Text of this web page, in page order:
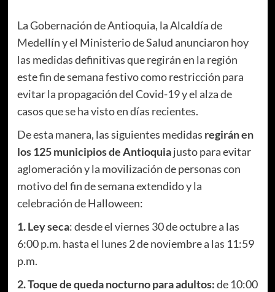
La Gobernación de Antioquia, la Alcaldía de
Medellín y el Ministerio de Salud anunciaron hoy
las medidas definitivas que regirán en la región
este fin de semana festivo como restricción para
evitar la propagación del Covid-19 y el alza de
casos que se ha visto en días recientes.
De esta manera, las siguientes medidas regirán en
los 125 municipios de Antioquiajusto para evitar
aglomeración y la movilización de personas con
motivo del fin de semana extendido y la
celebración de Halloween:
1. Ley seca: desde el viernes 30 de octubre a las
6:00 p.m. hasta el lunes 2 de noviembre a las 11:59
p.m.
2. Toque de queda nocturno para adultos:de 10:00